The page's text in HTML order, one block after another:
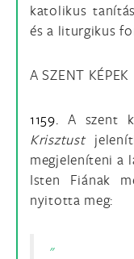
katolikus
és a liturgikus
A SZENT KÉPEK
1159. A szent
Krisztust
megjeleníteni a
Isten Fiának
nyitotta meg: